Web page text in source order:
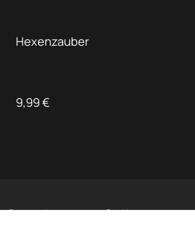
Hexenzauber
9,99 €
Datenschutz Cookies